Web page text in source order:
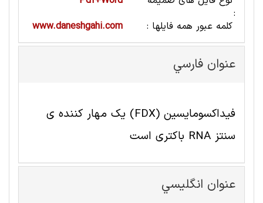
:
کلمه عبور همه فایلها :
www.daneshgahi.com
عنوان فارسي
فیداکسومایسین (FDX) یک مهار کننده ی
سنتز RNA باکتری است
عنوان انگليسي